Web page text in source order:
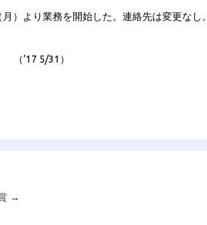
）より業務を開始した。連絡先は変更なし。
’17 5/31）
→